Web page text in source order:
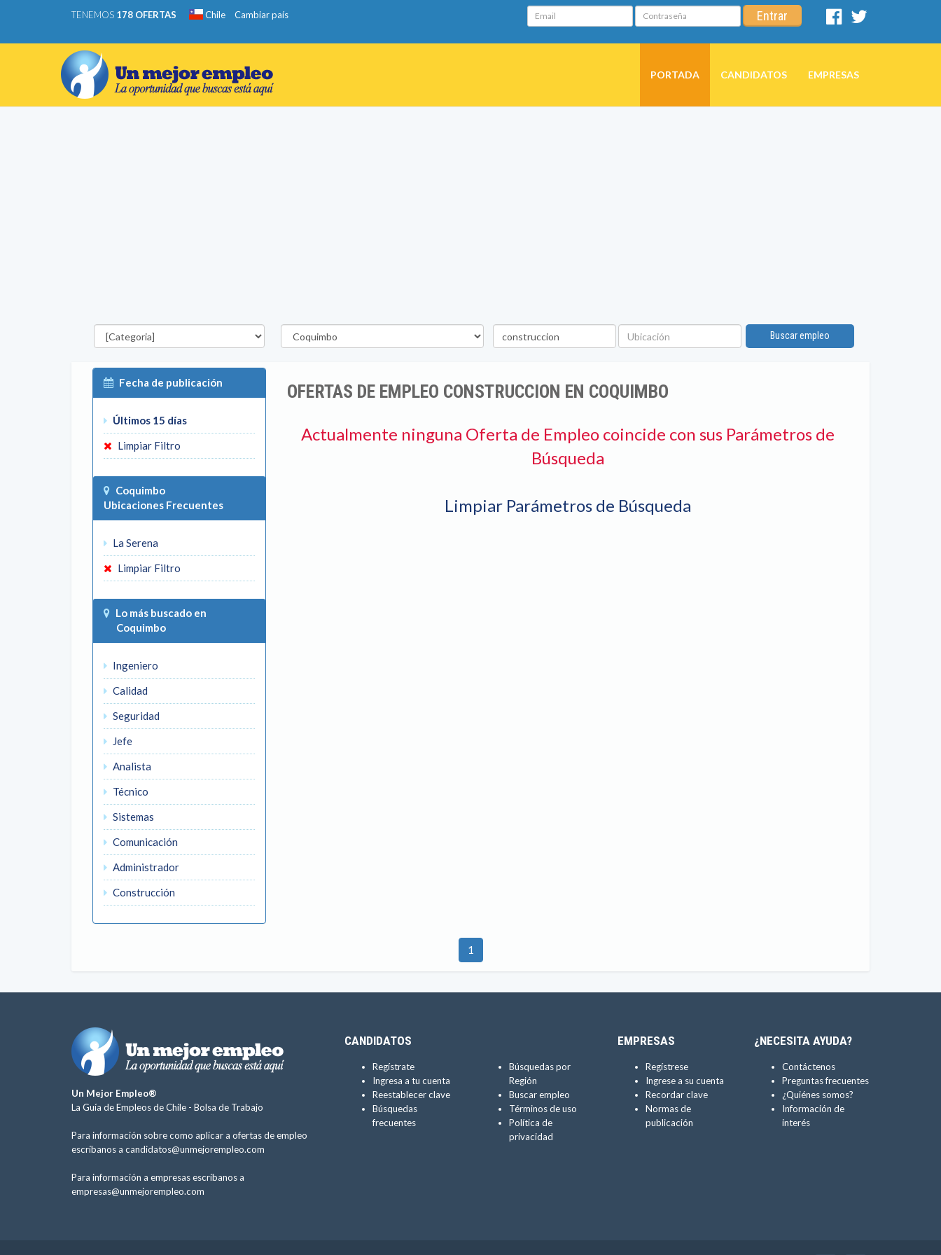
TENEMOS 178 OFERTAS Chile Cambiar país Email Contraseña Entrar
Facebook
PORTADA CANDIDATOS EMPRESAS
Categorías Región
Palabra
clave
Ubicación
Buscar empleo
Fecha de publicación
Últimos 15 días
Limpiar Filtro
Coquimbo
Ubicaciones Frecuentes
La Serena
Limpiar Filtro
Lo más buscado en
Coquimbo
Ingeniero
Calidad
Seguridad
Jefe
Analista
Técnico
Sistemas
Comunicación
Administrador
Construcción
OFERTAS DE EMPLEO CONSTRUCCION EN COQUIMBO
Actualmente ninguna Oferta de Empleo coincide con sus Parámetros de
Búsqueda
Limpiar Parámetros de Búsqueda
1
Un Mejor Empleo®
La Guía de Empleos de Chile - Bolsa de Trabajo
Para información sobre como aplicar a ofertas de empleo
escríbanos a candidatos@unmejorempleo.com
Para información a empresas escríbanos a
empresas@unmejorempleo.com
CANDIDATOS
Regístrate
Ingresa a tu cuenta
Reestablecer clave
Búsquedas
frecuentes
Búsquedas por
Región
Buscar empleo
Términos de uso
Política de
privacidad
EMPRESAS
Regístrese
Ingrese a su cuenta
Recordar clave
Normas de
publicación
¿NECESITA AYUDA?
Contáctenos
Preguntas frecuentes
¿Quiénes somos?
Información de
interés